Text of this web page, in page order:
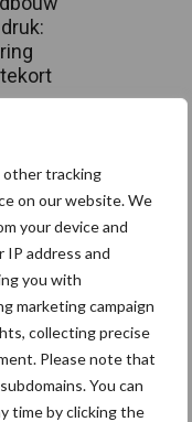
other tracking
on our website. We
your device and
IP address and
you with
marketing campaign
collecting precise
Please note that
You can
time by clicking the
varkens
stelt
vast:
sector